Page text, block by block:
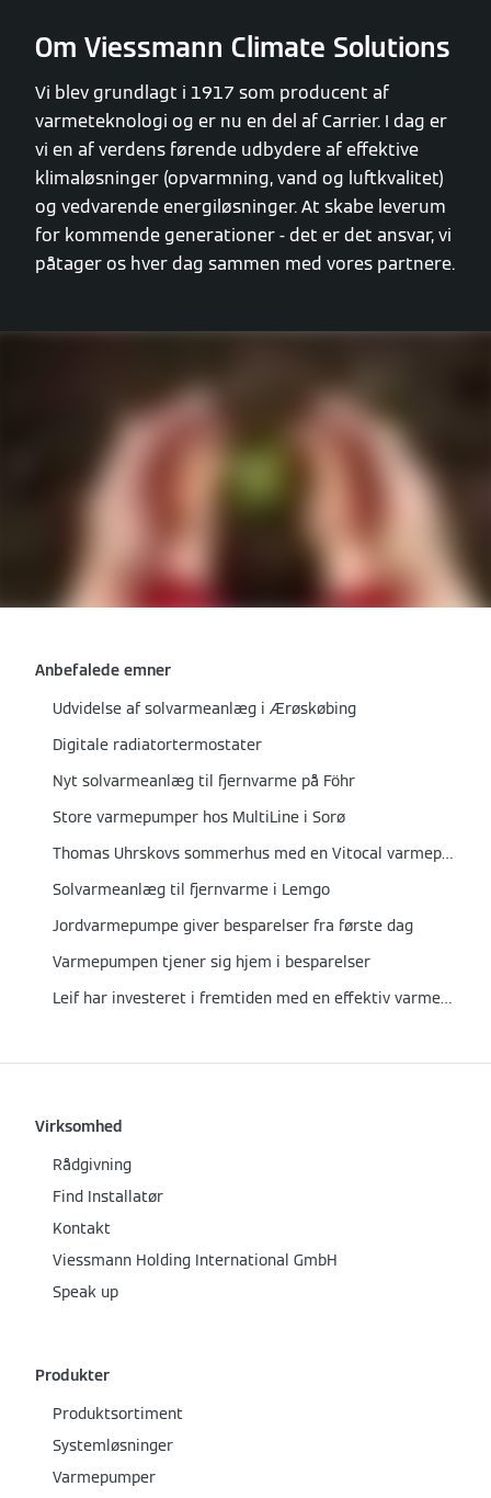
Om Viessmann Climate Solutions
Vi blev grundlagt i 1917 som producent af
varmeteknologi og er nu en del af Carrier. I dag er
vi en af verdens førende udbydere af effektive
klimaløsninger (opvarmning, vand og luftkvalitet)
og vedvarende energiløsninger. At skabe leverum
for kommende generationer - det er det ansvar, vi
påtager os hver dag sammen med vores partnere.
Anbefalede emner
Udvidelse af solvarmeanlæg i Ærøskøbing
Digitale radiatortermostater
Nyt solvarmeanlæg til fjernvarme på Föhr
Store varmepumper hos MultiLine i Sorø
Thomas Uhrskovs sommerhus med en Vitocal varmepumpe
Solvarmeanlæg til fjernvarme i Lemgo
Jordvarmepumpe giver besparelser fra første dag
Varmepumpen tjener sig hjem i besparelser
Leif har investeret i fremtiden med en effektiv varmepumpe
Virksomhed
Rådgivning
Find Installatør
Kontakt
Viessmann Holding International GmbH
Speak up
Produkter
Produktsortiment
Systemløsninger
Varmepumper